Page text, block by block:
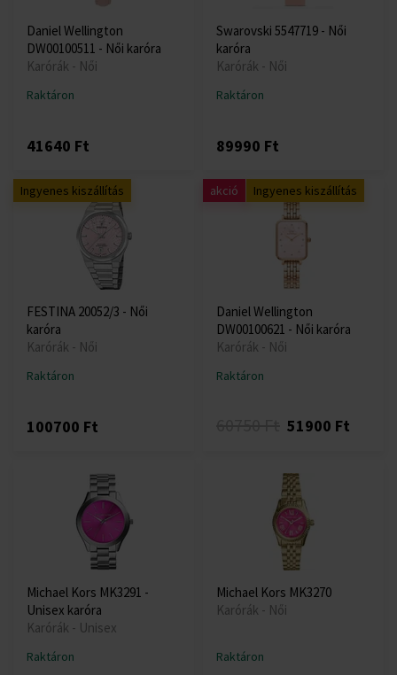
Daniel Wellington
DW00100511 - Női karóra
Karórák - Női
Raktáron
41640 Ft
Swarovski 5547719 - Női
karóra
Karórák - Női
Raktáron
89990 Ft
Ingyenes kiszállítás
FESTINA 20052/3 - Női
karóra
Karórák - Női
Raktáron
100700 Ft
akció Ingyenes kiszállítás
Daniel Wellington
DW00100621 - Női karóra
Karórák - Női
Raktáron
51900 Ft
Michael Kors MK3291 -
Unisex karóra
Karórák - Unisex
Raktáron
Michael Kors MK3270
Karórák - Női
Raktáron